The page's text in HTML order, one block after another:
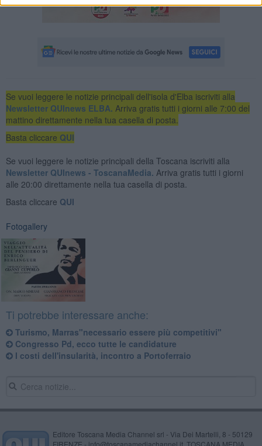
Se vuoi leggere le notizie principali dell'isola d'Elba iscriviti alla
Newsletter QUInews ELBA. Arriva gratis tutti i giorni alle 7:00 del
mattino direttamente nella tua casella di posta.
Basta cliccare QUI
Se vuoi leggere le notizie principali della Toscana iscriviti alla
Newsletter QUInews - ToscanaMedia. Arriva gratis tutti i giorni
alle 20:00 direttamente nella tua casella di posta.
Basta cliccare QUI
Fotogallery
Ti potrebbe interessare anche:
Turismo, Marras"necessario essere più competitivi"
Congresso Pd, ecco tutte le candidature
I costi dell'insularità, incontro a Portoferraio
Editore Toscana Media Channel srl - Via Dei Martelli, 8 - 50129
FIRENZE - info@toscanamediachannel.it. TOSCANA MEDIA